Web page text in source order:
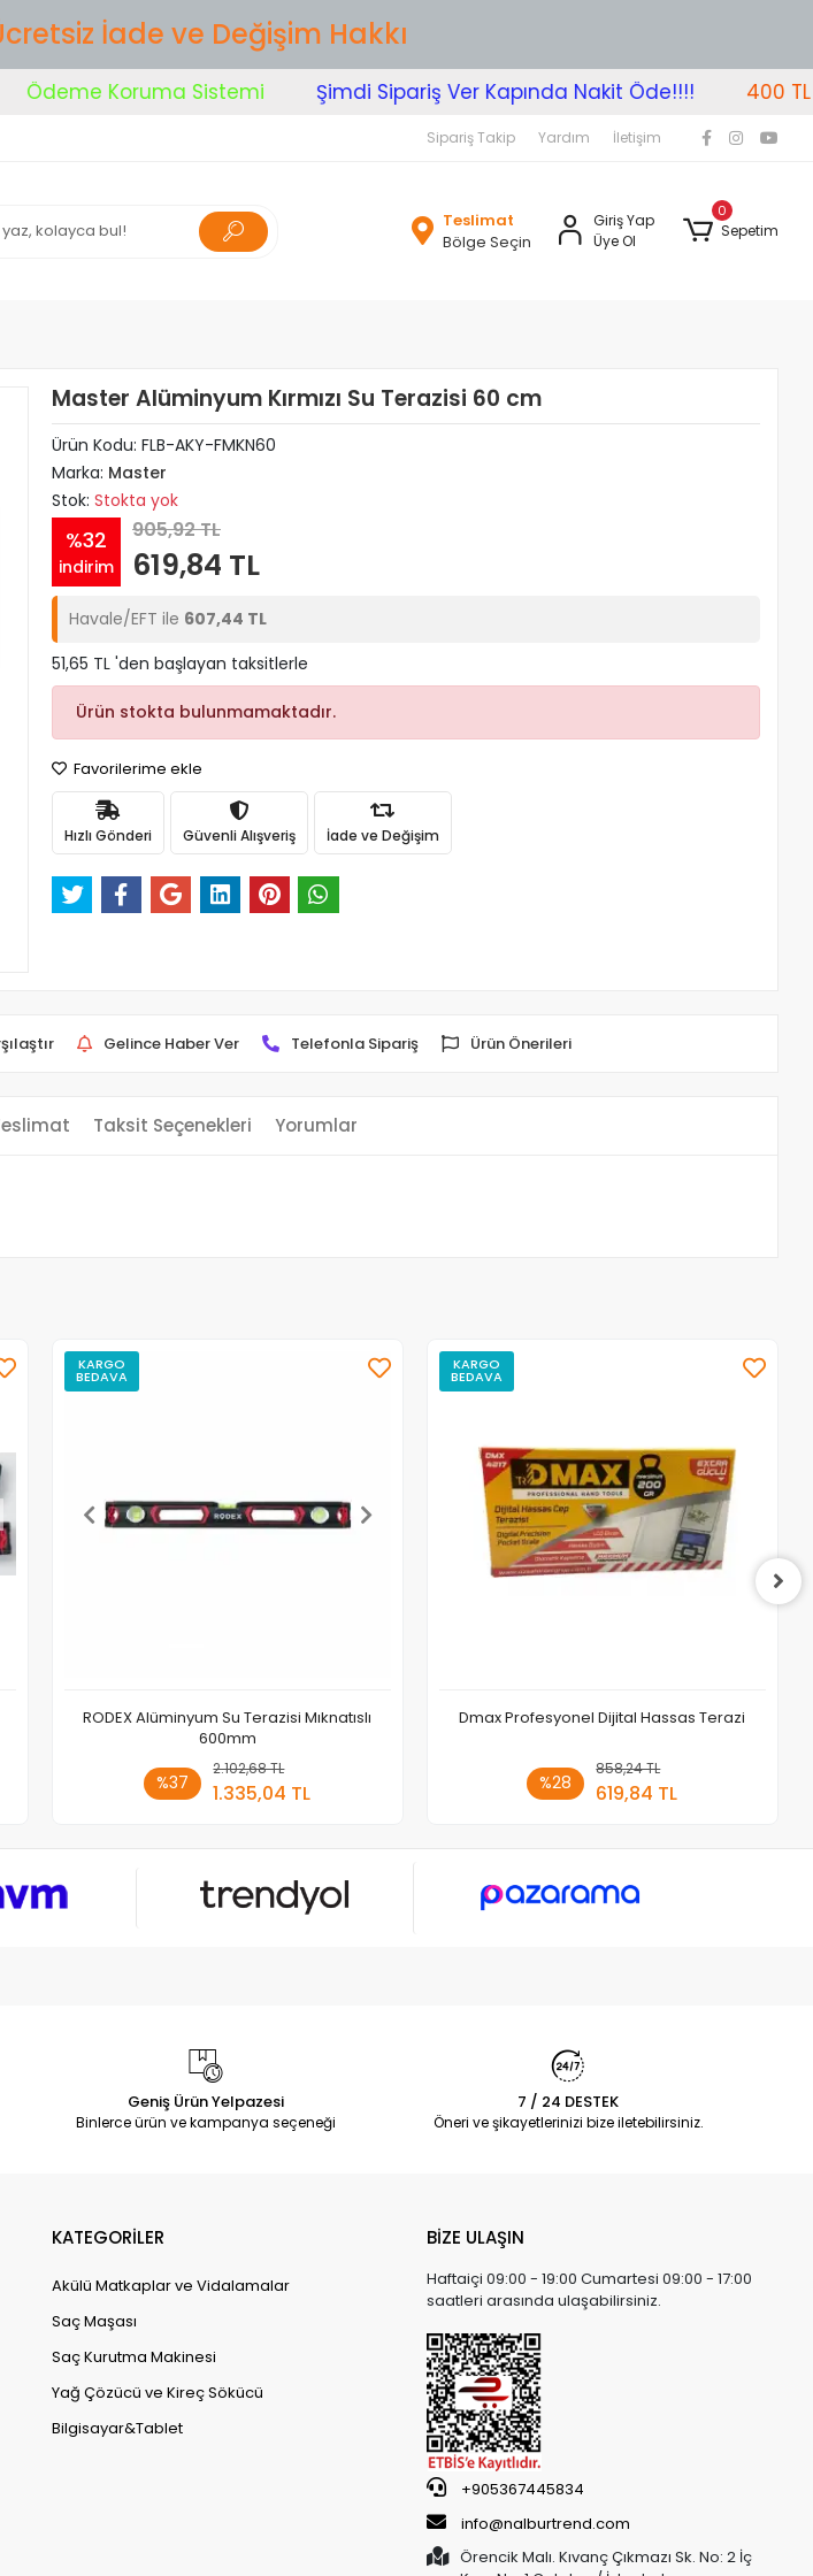
İade ve Değişim Hakkı
Ödeme Koruma Sistemi Şimdi Sipariş Ver Kapında Nakit Öde!!!! 400 TL
Sipariş Takip Yardım İletişim
Teslimat
Bölge Seçin
Giriş Yap
Üye Ol
0
Sepetim
Master Alüminyum Kırmızı Su Terazisi 60 cm
Ürün Kodu: FLB-AKY-FMKN60
Marka: Master
Stok: Stokta yok
%32
indirim
905,92 TL
619,84 TL
Havale/EFT ile 607,44 TL
51,65 TL 'den başlayan taksitlerle
Ürün stokta bulunmamaktadır.
Favorilerime ekle
Hızlı Gönderi Güvenli Alışveriş İade ve Değişim
Gelince Haber Ver Telefonla Sipariş Ürün Önerileri
Taksit Seçenekleri Yorumlar
KARGO
BEDAVA
RODEX Alüminyum Su Terazisi Mıknatıslı
600mm
%37
2.102,68 TL
1.335,04 TL
Sepete Ekle
KARGO
BEDAVA
Dmax Profesyonel Dijital Hassas Terazi
%28
858,24 TL
619,84 TL
Sepete Ekle
Geniş Ürün Yelpazesi
Binlerce ürün ve kampanya seçeneği
7 / 24 DESTEK
Öneri ve şikayetlerinizi bize iletebilirsiniz.
KATEGORİLER
Akülü Matkaplar ve Vidalamalar
Saç Maşası
Saç Kurutma Makinesi
Yağ Çözücü ve Kireç Sökücü
Bilgisayar&Tablet
BİZE ULAŞIN
Haftaiçi 09:00 - 19:00 Cumartesi 09:00 - 17:00
saatleri arasında ulaşabilirsiniz.
+905367445834
info@nalburtrend.com
Örencik Malı. Kıvanç Çıkmazı Sk. No: 2 İç